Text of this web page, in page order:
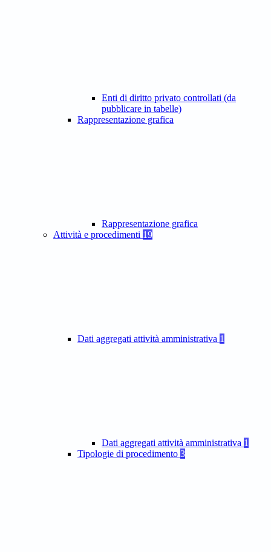
Enti di diritto privato controllati (da
pubblicare in tabelle)
Rappresentazione grafica
Rappresentazione grafica
Attività e procedimenti 19
Dati aggregati attività amministrativa 1
Dati aggregati attività amministrativa 1
Tipologie di procedimento 3